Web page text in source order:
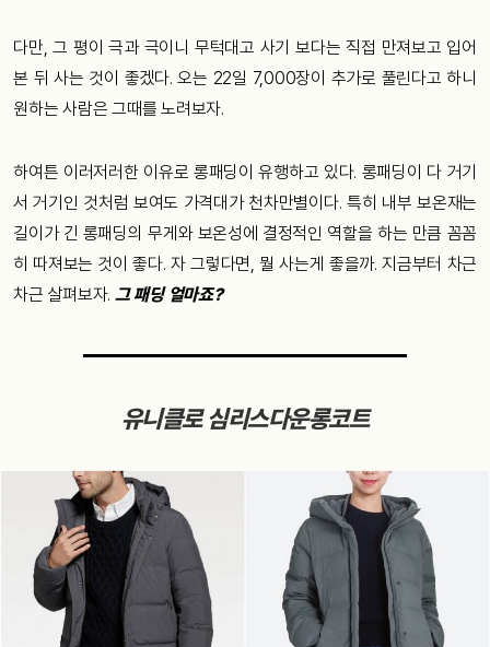
다만, 그 평이 극과 극이니 무턱대고 사기 보다는 직접 만져보고 입어
본 뒤 사는 것이 좋겠다. 오는 22일 7,000장이 추가로 풀린다고 하니
원하는 사람은 그때를 노려보자.
하여튼 이러저러한 이유로 롱패딩이 유행하고 있다. 롱패딩이 다 거기
서 거기인 것처럼 보여도 가격대가 천차만별이다. 특히 내부 보온재는
길이가 긴 롱패딩의 무게와 보온성에 결정적인 역할을 하는 만큼 꼼꼼
히 따져보는 것이 좋다. 자 그렇다면, 뭘 사는게 좋을까. 지금부터 차근
차근 살펴보자. 그 패딩 얼마죠?
유니클로 심리스다운롱코트